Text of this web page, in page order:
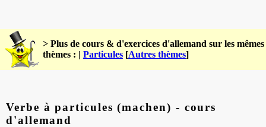
> Plus de cours & d'exercices d'allemand sur les mêmes
thèmes : | Particules [Autres thèmes]
Verbe à particules (machen) - cours
d'allemand